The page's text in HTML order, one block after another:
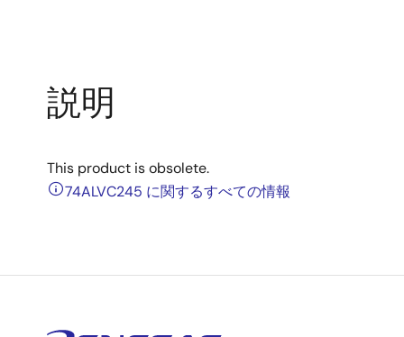
説明
This product is obsolete.
74ALVC245 に関するすべての情報